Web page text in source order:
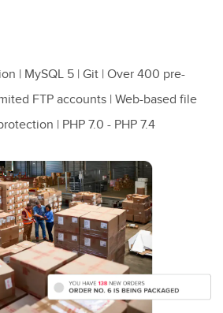
| MySQL 5 | Git | Over 400 pre-
FTP accounts | Web-based file
| PHP 7.0 - PHP 7.4